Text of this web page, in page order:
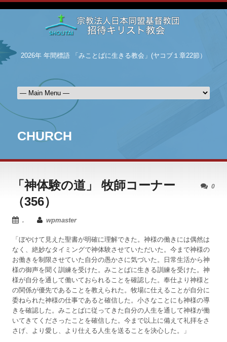
2026年 年間標語 「みことばに生きる教会」(ヤコブ１章22節）
CHURCH
0
「神体験の道」 牧師コーナー
（356）
. wpmaster
「ぼやけて見えた聖書が明確に理解できた。神様の働きには偶然は
なく、絶妙なタイミングで神体験させていただいた。今まで神様の
お働きを制限させていた自分の愚かさに気づいた。日常生活から神
様の御声を聞く訓練を受けた。みことばに生きる訓練を受けた。神
様が自分を通して働いておられることを確認した。奉仕より神様と
の関係が優先であることを教えられた。牧場に仕えることが自分に
委ねられた神様の仕事であると確信した。小さなことにも神様の導
きを確認した。みことばに従ってきた自分の人生を通して神様が働
いてきてくださったことを確信した。今まで以上に備えて礼拝をさ
さげ、より愛し、より仕える人生を送ることを決心した。」